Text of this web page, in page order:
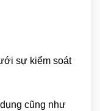
sự kiểm soát
cũng như